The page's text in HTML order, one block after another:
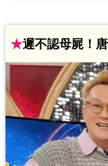
照！」鍾智凱
★遲不認母屍！